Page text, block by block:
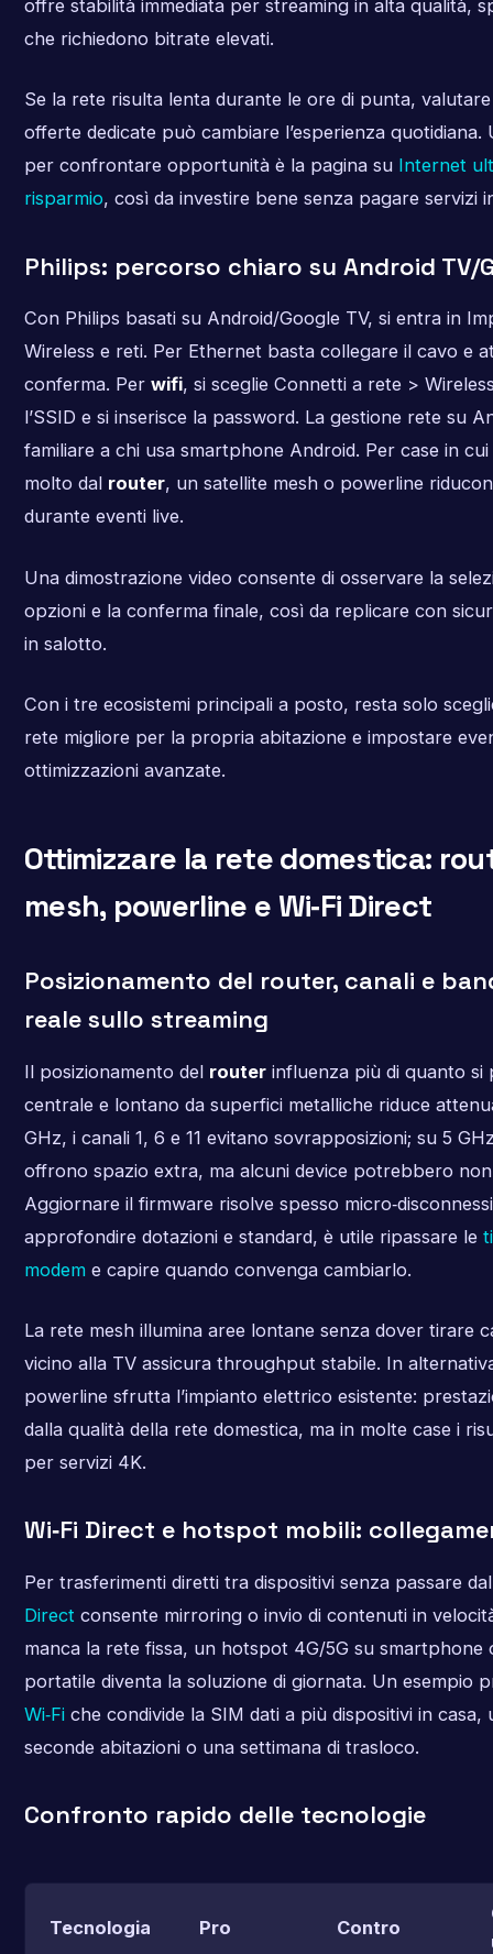
offre stabilità immediata per streaming in alta qualità,
che richiedono bitrate elevati.
Se la rete risulta lenta durante le ore di punta,
offerte dedicate può cambiare l’esperienza quotidiana.
per confrontare opportunità è la pagina su Internet
risparmio, così da investire bene senza pagare servizi
Philips: percorso chiaro su Android TV/
Con Philips basati su Android/Google TV, si entra in
Wireless e reti. Per Ethernet basta collegare il cavo e
conferma. Per wifi, si sceglie Connetti a rete >
l’SSID e si inserisce la password. La gestione rete su
familiare a chi usa smartphone Android. Per case in cui
molto dal router, un satellite mesh o powerline
durante eventi live.
Una dimostrazione video consente di osservare la
opzioni e la conferma finale, così da replicare con
in salotto.
Con i tre ecosistemi principali a posto, resta solo
rete migliore per la propria abitazione e impostare
ottimizzazioni avanzate.
Ottimizzare la rete domestica:
mesh, powerline e Wi‑Fi Direct
Posizionamento del router, canali e
reale sullo streaming
Il posizionamento del routerinfluenza più di quanto si
centrale e lontano da superfici metalliche riduce
GHz, i canali 1, 6 e 11 evitano sovrapposizioni; su 5
offrono spazio extra, ma alcuni device potrebbero
Aggiornare il firmware risolve spesso
approfondire dotazioni e standard, è utile ripassare le
modeme capire quando convenga cambiarlo.
La rete mesh illumina aree lontane senza dover tirare
vicino alla TV assicura throughput stabile. In
powerline sfrutta l’impianto elettrico esistente:
dalla qualità della rete domestica, ma in molte case i
per servizi 4K.
Wi‑Fi Direct e hotspot mobili:
Per trasferimenti diretti tra dispositivi senza passare
Direct consente mirroring o invio di contenuti in
manca la rete fissa, un hotspot 4G/5G su smartphone
portatile diventa la soluzione di giornata. Un esempio
Wi‑Fiche condivide la SIM dati a più dispositivi in casa,
seconde abitazioni o una settimana di trasloco.
Confronto rapido delle tecnologie
Tecnologia Pro Contro